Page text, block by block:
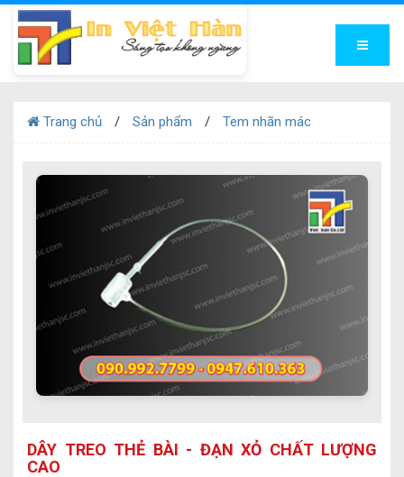
Trang chủ Sản phẩm Tem nhãn mác
DÂY TREO THẺ BÀI - ĐẠN XỎ CHẤT LƯỢNG
CAO